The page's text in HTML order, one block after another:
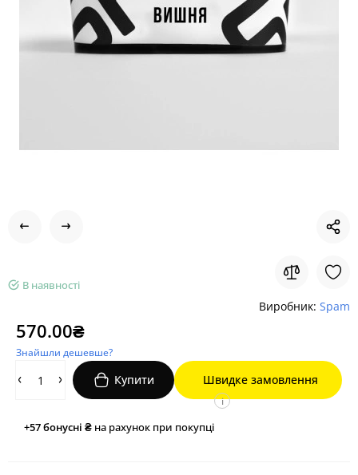
В наявності
Виробник: Spam
570.00₴
Знайшли дешевше?
Купити Швидке замовлення
+57бонусні ₴ на рахунок при покупці
i